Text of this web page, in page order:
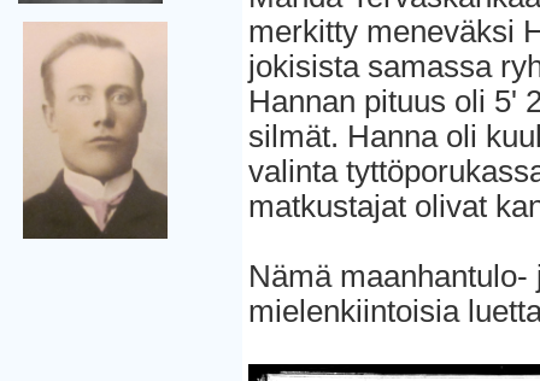
merkitty meneväksi
jokisista samassa
Hannan pituus oli 5'
silmät. Hanna oli
valinta
matkustajat olivat
Nämä
mielenkiintoisia